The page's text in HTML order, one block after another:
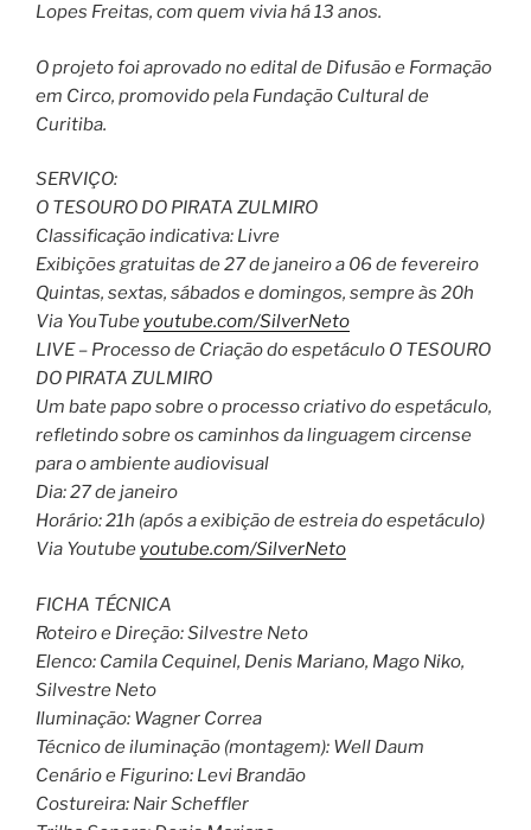
Lopes Freitas, com quem vivia há 13 anos.
O projeto foi aprovado no edital de Difusão e Formação
em Circo, promovido pela Fundação Cultural de
Curitiba.
SERVIÇO:
O TESOURO DO PIRATA ZULMIRO
Classificação indicativa: Livre
Exibições gratuitas de 27 de janeiro a 06 de fevereiro
Quintas, sextas, sábados e domingos, sempre às 20h
Via YouTube youtube.com/SilverNeto
LIVE – Processo de Criação do espetáculo O TESOURO
DO PIRATA ZULMIRO
Um bate papo sobre o processo criativo do espetáculo,
refletindo sobre os caminhos da linguagem circense
para o ambiente audiovisual
Dia: 27 de janeiro
Horário: 21h (após a exibição de estreia do espetáculo)
Via Youtube youtube.com/SilverNeto
FICHA TÉCNICA
Roteiro e Direção: Silvestre Neto
Elenco: Camila Cequinel, Denis Mariano, Mago Niko,
Silvestre Neto
Iluminação: Wagner Correa
Técnico de iluminação (montagem): Well Daum
Cenário e Figurino: Levi Brandão
Costureira: Nair Scheffler